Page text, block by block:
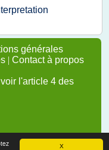
X
générales
| Contact à propos
l'article 4 des